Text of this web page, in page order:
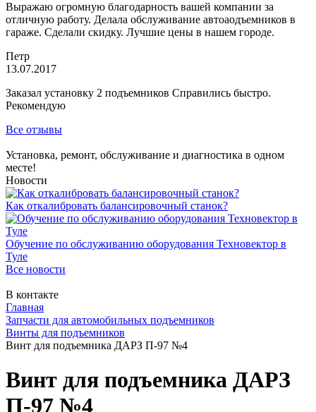
Выражаю огромную благодарность вашей компании за
отличную работу. Делала обслуживание автоаодъемников в
гараже. Сделали скидку. Лучшие цены в нашем городе.
Петр
13.07.2017
Заказал установку 2 подъемников Справились быстро.
Рекомендую
Все отзывы
Установка, ремонт, обслуживание и диагностика в одном
месте!
Новости
Как откалибровать балансировочный станок?
Обучение по обслуживанию оборудования Техновектор в
Туле
Все новости
В контакте
Главная
Запчасти для автомобильных подъемников
Винты для подъемников
Винт для подъемника ДАРЗ П-97 №4
Винт для подъемника ДАРЗ
П-97 №4